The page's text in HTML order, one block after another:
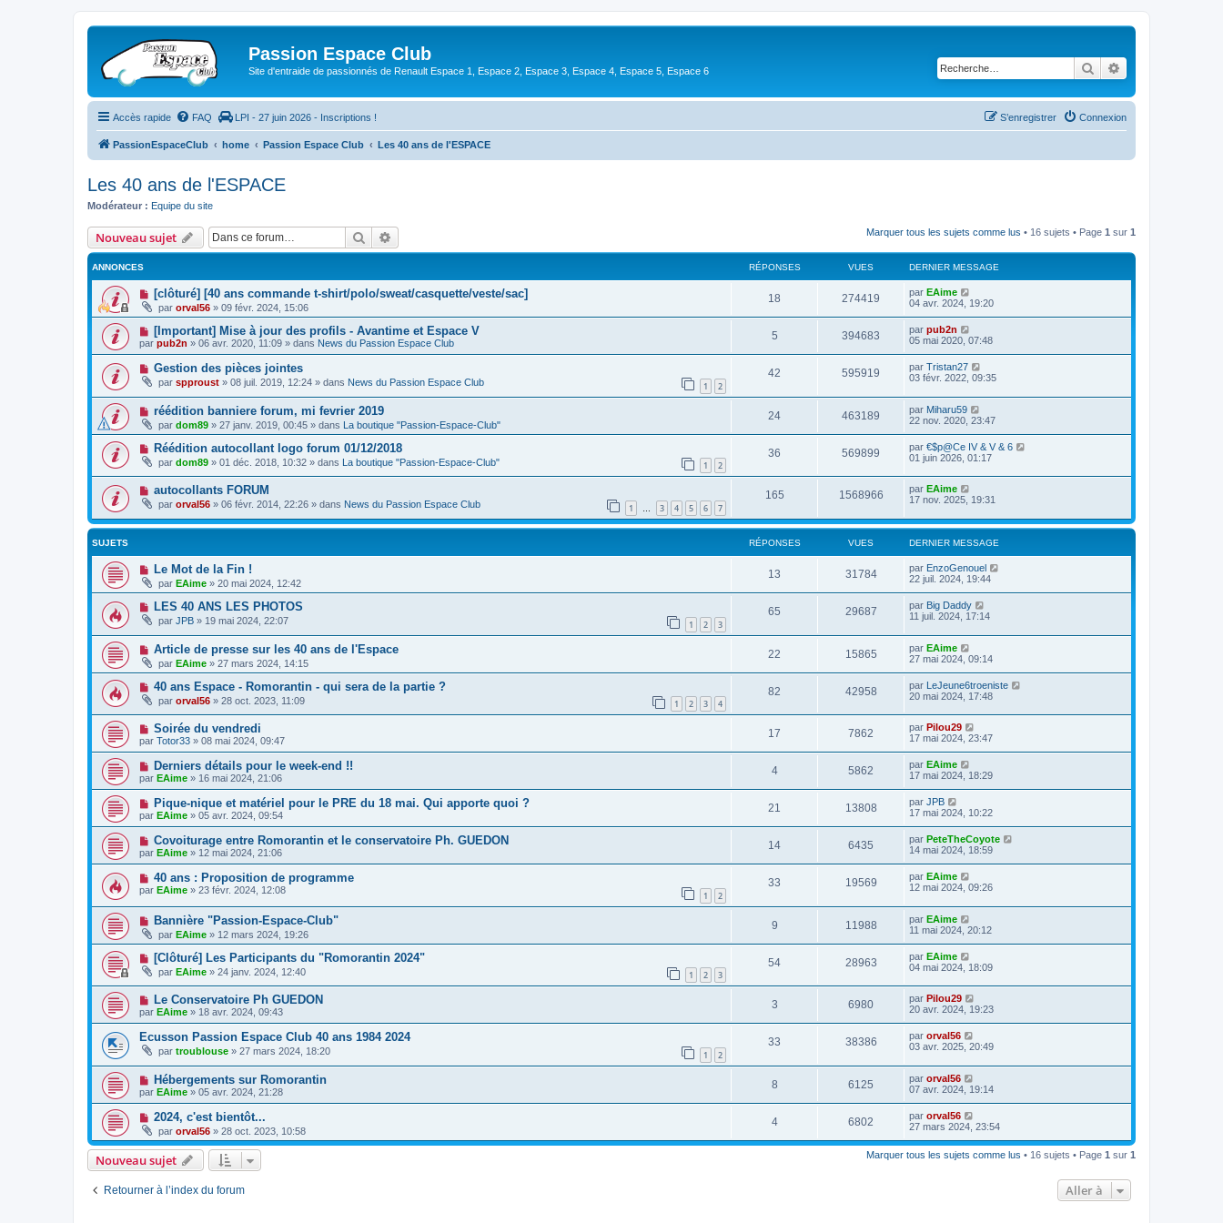
Passion Espace Club
Site d'entraide de passionnés de Renault Espace 1, Espace 2, Espace 3, Espace 4, Espace 5, Espace 6 Rechercher
Accès rapide FAQ LPI - 27 juin 2026 - Inscriptions ! Connexion
S’enregistrer
PassionEspaceClub home Passion Espace Club Les 40 ans de l'ESPACE
Les 40 ans de l'ESPACE
Modérateur : Equipe du site
Nouveau sujet Rechercher Marquer tous les sujets comme lus • 16 sujets • Page 1 sur 1
ANNONCES RÉPONSES VUES DERNIER MESSAGE
[clôturé] [40 ans commande t-shirt/polo/sweat/casquette/veste/sac]
par orval56 » 09 févr. 2024, 15:06
18 274419 par EAime
04 avr. 2024, 19:20
[Important] Mise à jour des profils - Avantime et Espace V
par pub2n » 06 avr. 2020, 11:09 » dans News du Passion Espace Club
5 394683 par pub2n
05 mai 2020, 07:48
Gestion des pièces jointes
par spproust » 08 juil. 2019, 12:24 » dans News du Passion Espace Club 1 2
42 595919 par Tristan27
03 févr. 2022, 09:35
réédition banniere forum, mi fevrier 2019
par dom89 » 27 janv. 2019, 00:45 » dans La boutique "Passion-Espace-Club"
24 463189 par Miharu59
22 nov. 2020, 23:47
Réédition autocollant logo forum 01/12/2018
par dom89 » 01 déc. 2018, 10:32 » dans La boutique "Passion-Espace-Club" 1 2
36 569899 par €$p@Ce IV & V & 6
01 juin 2026, 01:17
autocollants FORUM
par orval56 » 06 févr. 2014, 22:26 » dans News du Passion Espace Club 1 … 3 4 5 6 7
165 1568966 par EAime
17 nov. 2025, 19:31
SUJETS RÉPONSES VUES DERNIER MESSAGE
Le Mot de la Fin !
par EAime » 20 mai 2024, 12:42
13 31784 par EnzoGenouel
22 juil. 2024, 19:44
LES 40 ANS LES PHOTOS
par JPB » 19 mai 2024, 22:07 1 2 3
65 29687 par Big Daddy
11 juil. 2024, 17:14
Article de presse sur les 40 ans de l'Espace
par EAime » 27 mars 2024, 14:15
22 15865 par EAime
27 mai 2024, 09:14
40 ans Espace - Romorantin - qui sera de la partie ?
par orval56 » 28 oct. 2023, 11:09 1 2 3 4
82 42958 par LeJeune6troeniste
20 mai 2024, 17:48
Soirée du vendredi
par Totor33 » 08 mai 2024, 09:47
17 7862 par Pilou29
17 mai 2024, 23:47
Derniers détails pour le week-end !!
par EAime » 16 mai 2024, 21:06
4 5862 par EAime
17 mai 2024, 18:29
Pique-nique et matériel pour le PRE du 18 mai. Qui apporte quoi ?
par EAime » 05 avr. 2024, 09:54
21 13808 par JPB
17 mai 2024, 10:22
Covoiturage entre Romorantin et le conservatoire Ph. GUEDON
par EAime » 12 mai 2024, 21:06
14 6435 par PeteTheCoyote
14 mai 2024, 18:59
40 ans : Proposition de programme
par EAime » 23 févr. 2024, 12:08 1 2
33 19569 par EAime
12 mai 2024, 09:26
Bannière "Passion-Espace-Club"
par EAime » 12 mars 2024, 19:26
9 11988 par EAime
11 mai 2024, 20:12
[Clôturé] Les Participants du "Romorantin 2024"
par EAime » 24 janv. 2024, 12:40 1 2 3
54 28963 par EAime
04 mai 2024, 18:09
Le Conservatoire Ph GUEDON
par EAime » 18 avr. 2024, 09:43
3 6980 par Pilou29
20 avr. 2024, 19:23
Ecusson Passion Espace Club 40 ans 1984 2024
par troublouse » 27 mars 2024, 18:20 1 2
33 38386 par orval56
03 avr. 2025, 20:49
Hébergements sur Romorantin
par EAime » 05 avr. 2024, 21:28
8 6125 par orval56
07 avr. 2024, 19:14
2024, c'est bientôt...
par orval56 » 28 oct. 2023, 10:58
4 6802 par orval56
27 mars 2024, 23:54
Nouveau sujet Marquer tous les sujets comme lus • 16 sujets • Page 1 sur 1
Retourner à l’index du forum Aller à